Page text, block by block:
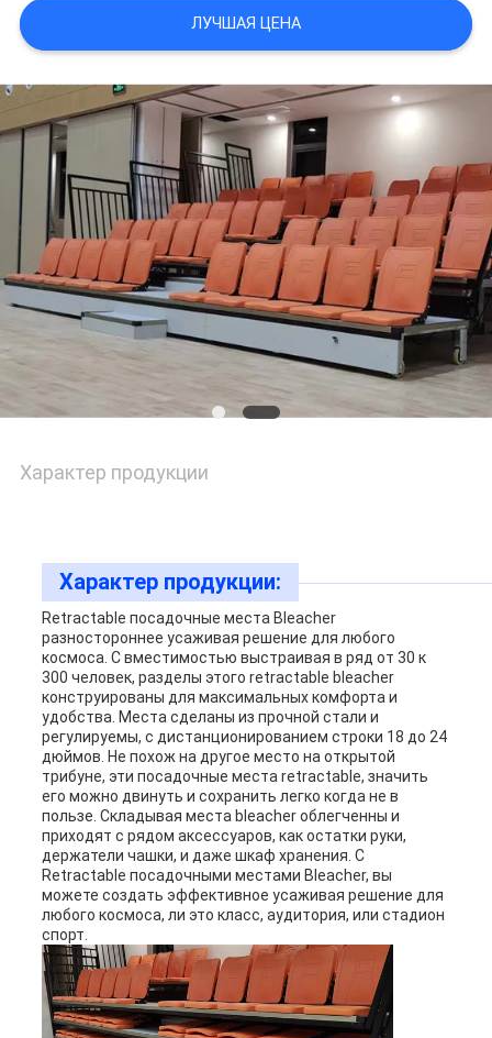
КАРТА
PRIVACY
POLICY
ЛУЧШАЯ ЦЕНА
Характер продукции
Характер продукции:
Retractable посадочные места Bleacher
разностороннее усаживая решение для любого
космоса. С вместимостью выстраивая в ряд от 30 к
300 человек, разделы этого retractable bleacher
конструированы для максимальных комфорта и
удобства. Места сделаны из прочной стали и
регулируемы, с дистанционированием строки 18 до 24
дюймов. Не похож на другое место на открытой
трибуне, эти посадочные места retractable, значить
его можно двинуть и сохранить легко когда не в
пользе. Складывая места bleacher облегченны и
приходят с рядом аксессуаров, как остатки руки,
держатели чашки, и даже шкаф хранения. С
Retractable посадочными местами Bleacher, вы
можете создать эффективное усаживая решение для
любого космоса, ли это класс, аудитория, или стадион
спорт.